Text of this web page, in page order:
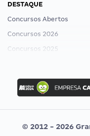
DESTAQUE
Concursos Abertos
Concursos 2026
Concursos 2025
Concurso Ibama
Concurso MPU
Editais publicados
© 2012 - 2026